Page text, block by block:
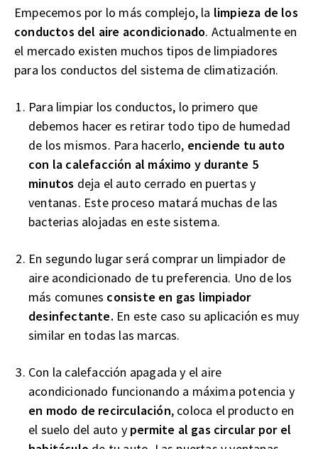
Empecemos por lo más complejo, la limpieza de los
conductos del aire acondicionado. Actualmente en
el mercado existen muchos tipos de limpiadores
para los conductos del sistema de climatización.
Para limpiar los conductos, lo primero que
debemos hacer es retirar todo tipo de humedad
de los mismos. Para hacerlo, enciende tu auto
con la calefacción al máximo y durante 5
minutos deja el auto cerrado en puertas y
ventanas. Este proceso matará muchas de las
bacterias alojadas en este sistema.
En segundo lugar será comprar un limpiador de
aire acondicionado de tu preferencia. Uno de los
más comunes consiste en gas limpiador
desinfectante. En este caso su aplicación es muy
similar en todas las marcas.
Con la calefacción apagada y el aire
acondicionado funcionando a máxima potencia y
en modo de recirculación, coloca el producto en
el suelo del auto y permite al gas circular por el